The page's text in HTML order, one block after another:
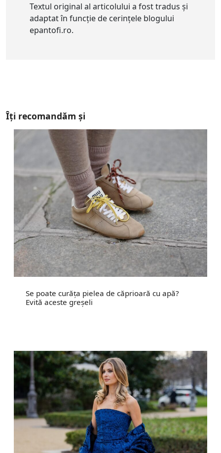
Textul original al articolului a fost tradus și
adaptat în funcție de cerințele blogului
epantofi.ro.
Îți recomandăm și
Se poate curăța pielea de căprioară cu apă?
Evită aceste greșeli